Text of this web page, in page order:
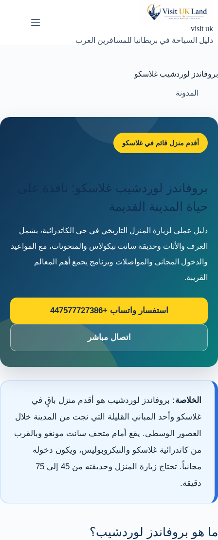
visit uk
دليل السياحة في بريطانيا للمسافرين العرب
بروفاندز لوردشيب غلاسكو
المدونة
أقدم منزل قائم في غلاسكو
بروفاندز لوردشيب غلاسكو: نافذة على
حياة المدينة القديمة
دليل عملي لزيارة المنزل التاريخي في حي الكاتدرائية، يشمل
الغرف والأثاث وحديقة سانت نيكولاس والمنحوتات، مع المواعيد
والدخول المجاني والمواصلات وبرنامج يجمع أهم المعالم
القريبة.
استفسار واتساب +447577727386
اتصال مباشر
الخلاصة: بروفاندز لوردشيب هو أقدم منزل باقٍ في
غلاسكو وأحد المباني القليلة التي نجت من المدينة خلال
العصور الوسطى. يقع أمام متحف سانت مونغو وبالقرب
من كاتدرائية غلاسكو والنيكروبوليس، ويكون دخوله
مجانياً. تحتاج زيارة المنزل وحديقته من 45 إلى 75
دقيقة.
ما هو بروفاندز لوردشيب؟